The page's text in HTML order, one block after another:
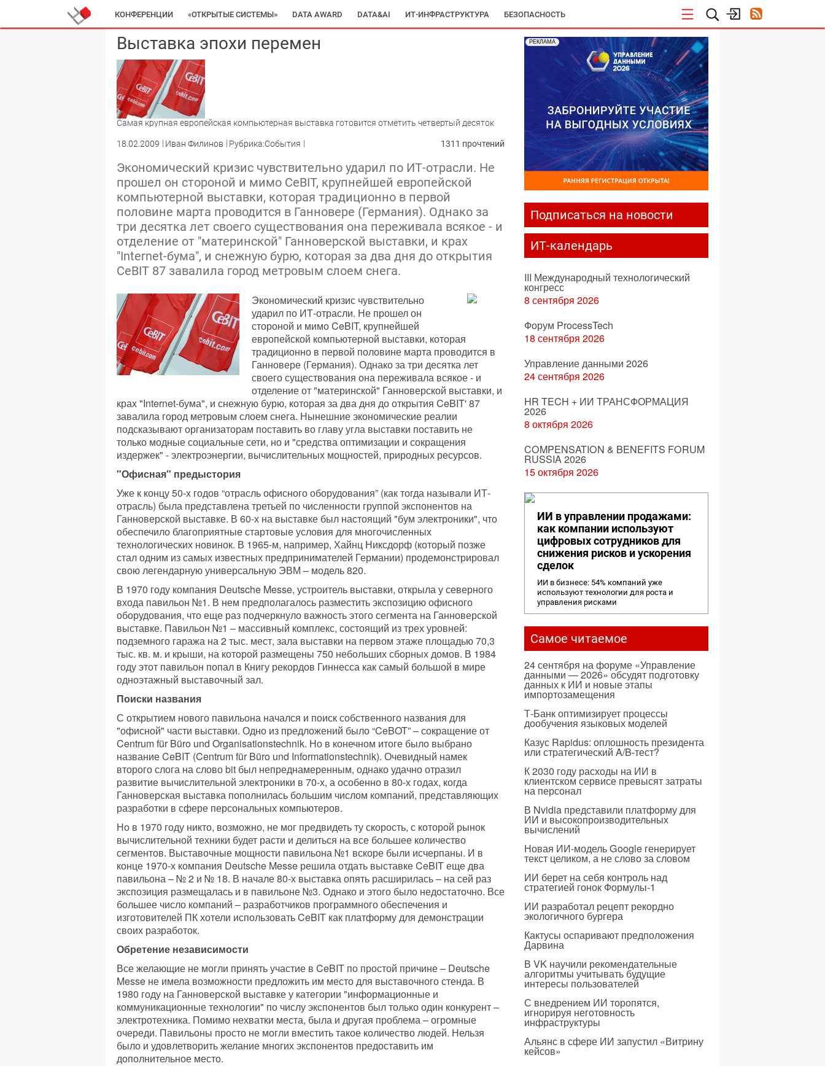
КОНФЕРЕНЦИИ «ОТКРЫТЫЕ СИСТЕМЫ» DATA AWARD DATA&AI ИТ-ИНФРАСТРУКТУРА БЕЗОПАСНОСТЬ
Выставка эпохи перемен
Самая крупная европейская компьютерная выставка готовится отметить четвертый десяток
18.02.2009 Иван Филинов Рубрика:События 1311 прочтений
Экономический кризис чувствительно ударил по ИТ-отрасли. Не
прошел он стороной и мимо CeBIT, крупнейшей европейской
компьютерной выставки, которая традиционно в первой
половине марта проводится в Ганновере (Германия). Однако за
три десятка лет своего существования она переживала всякое - и
отделение от "материнской" Ганноверской выставки, и крах
"Internet-бума", и снежную бурю, которая за два дня до открытия
CeBIT 87 завалила город метровым слоем снега.
Экономический кризис чувствительно
ударил по ИТ-отрасли. Не прошел он
стороной и мимо CeBIT, крупнейшей
европейской компьютерной выставки, которая
традиционно в первой половине марта проводится в
Ганновере (Германия). Однако за три десятка лет
своего существования она переживала всякое - и
отделение от "материнской" Ганноверской выставки, и
крах "Internet-бума", и снежную бурю, которая за два дня до открытия CeBIT' 87
завалила город метровым слоем снега. Нынешние экономические реалии
подсказывают организаторам поставить во главу угла выставки поставить не
только модные социальные сети, но и "средства оптимизации и сокращения
издержек" - электроэнергии, вычислительных мощностей, природных ресурсов.
"Офисная" предыстория
Уже к концу 50-х годов “отрасль офисного оборудования” (как тогда называли ИТ-
отрасль) была представлена третьей по численности группой экспонентов на
Ганноверской выставке. В 60-х на выставке был настоящий "бум электроники", что
обеспечило благоприятные стартовые условия для многочисленных
технологических новинок. В 1965-м, например, Хайнц Никсдорф (который позже
стал одним из самых известных предпринимателей Германии) продемонстрировал
свою легендарную универсальную ЭВМ – модель 820.
В 1970 году компания Deutsche Messe, устроитель выставки, открыла у северного
входа павильон №1. В нем предполагалось разместить экспозицию офисного
оборудования, что еще раз подчеркнуло важность этого сегмента на Ганноверской
выставке. Павильон №1 – массивный комплекс, состоящий из трех уровней:
подземного гаража на 2 тыс. мест, зала выставки на первом этаже площадью 70,3
тыс. кв. м. и крыши, на которой размещены 750 небольших сборных домов. В 1984
году этот павильон попал в Книгу рекордов Гиннесса как самый большой в мире
одноэтажный выставочный зал.
Поиски названия
С открытием нового павильона начался и поиск собственного названия для
"офисной" части выставки. Одно из предложений было “CeBOT” – сокращение от
Centrum für Büro und Organisationstechnik. Но в конечном итоге было выбрано
название CeBIT (Centrum für Büro und Informationstechnik). Очевидный намек
второго слога на слово bit был непреднамеренным, однако удачно отразил
развитие вычислительной электроники в 70-х, а особенно в 80-х годах, когда
Ганноверская выставка пополнилась большим числом компаний, представляющих
разработки в сфере персональных компьютеров.
Но в 1970 году никто, возможно, не мог предвидеть ту скорость, с которой рынок
вычислительной техники будет расти и делиться на все большее количество
сегментов. Выставочные мощности павильона №1 вскоре были исчерпаны. И в
конце 1970-х компания Deutsche Messe решила отдать выставке CeBIT еще два
павильона – № 2 и № 18. В начале 80-х выставка опять расширилась – на сей раз
экспозиция размещалась и в павильоне №3. Однако и этого было недостаточно. Все
большее число компаний – разработчиков программного обеспечения и
изготовителей ПК хотели использовать CeBIT как платформу для демонстрации
своих разработок.
Обретение независимости
Все желающие не могли принять участие в CeBIT по простой причине – Deutsche
Messe не имела возможности предложить им место для выставочного стенда. В
1980 году на Ганноверской выставке у категории "информационные и
коммуникационные технологии" по числу экспонентов был только один конкурент –
электротехника. Помимо нехватки места, была и другая проблема – огромные
очереди. Павильоны просто не могли вместить такое количество людей. Нельзя
было и удовлетворить желание многих экспонентов предоставить им
дополнительное место.
РЕКЛАМА
Подписаться на новости
ИТ-календарь
III Международный технологический
конгресс
8 сентября 2026
Форум ProcessTech
18 сентября 2026
Управление данными 2026
24 сентября 2026
HR TECH + ИИ ТРАНСФОРМАЦИЯ
2026
8 октября 2026
COMPENSATION & BENEFITS FORUM
RUSSIA 2026
15 октября 2026
ИИ в управлении продажами:
как компании используют
цифровых сотрудников для
снижения рисков и ускорения
сделок
ИИ в бизнесе: 54% компаний уже
используют технологии для роста и
управления рисками
Самое читаемое
24 сентября на форуме «Управление
данными — 2026» обсудят подготовку
данных к ИИ и новые этапы
импортозамещения
Т-Банк оптимизирует процессы
дообучения языковых моделей
Казус Rapidus: оплошность президента
или стратегический A/B-тест?
К 2030 году расходы на ИИ в
клиентском сервисе превысят затраты
на персонал
В Nvidia представили платформу для
ИИ и высокопроизводительных
вычислений
Новая ИИ-модель Google генерирует
текст целиком, а не слово за словом
ИИ берет на себя контроль над
стратегией гонок Формулы-1
ИИ разработал рецепт рекордно
экологичного бургера
Кактусы оспаривают предположения
Дарвина
В VK научили рекомендательные
алгоритмы учитывать будущие
интересы пользователей
С внедрением ИИ торопятся,
игнорируя неготовность
инфраструктуры
Альянс в сфере ИИ запустил «Витрину
кейсов»